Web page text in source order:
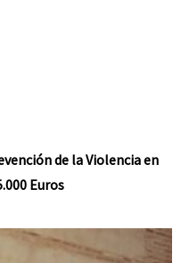
de la Violencia en
Euros